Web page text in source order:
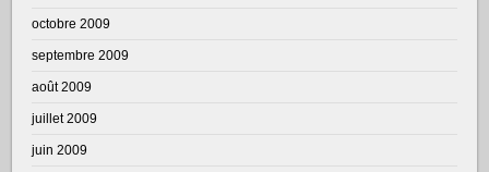
octobre 2009
septembre 2009
août 2009
juillet 2009
juin 2009